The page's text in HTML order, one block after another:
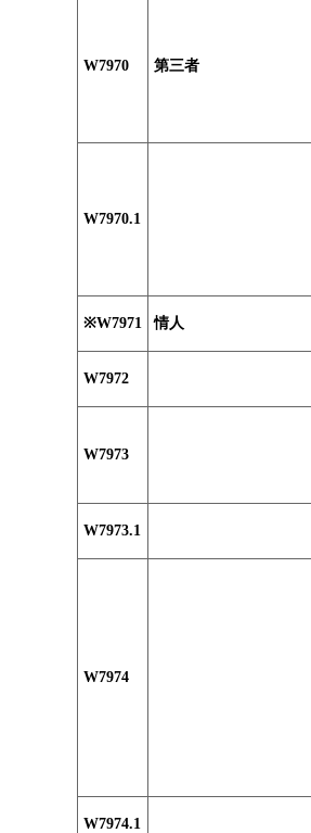
W7970 第三者
W7970.1
※W7971 情人
W7972
W7973
W7973.1
W7974
W7974.1